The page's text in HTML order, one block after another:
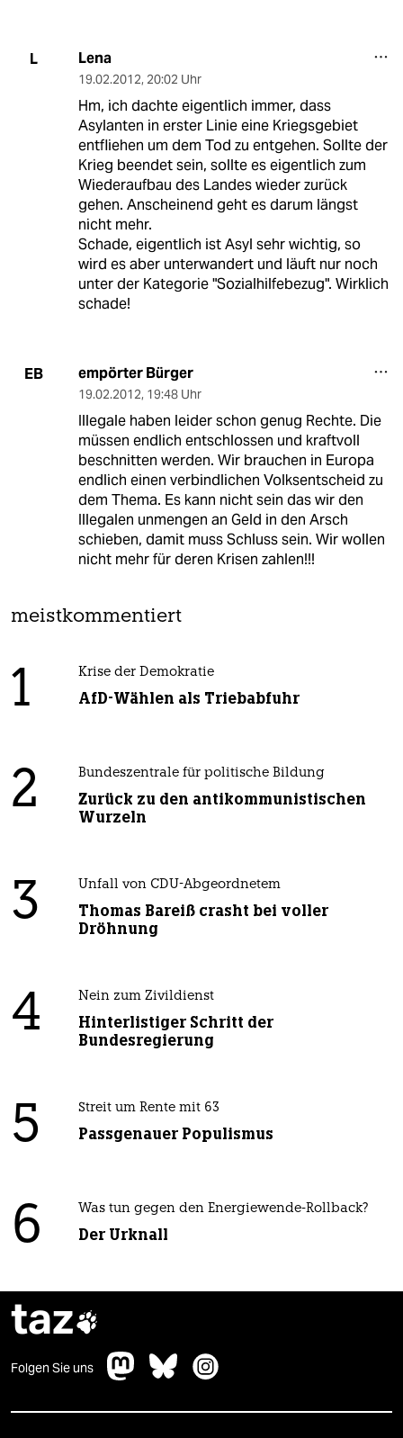
L Lena
19.02.2012, 20:02 Uhr
Hm, ich dachte eigentlich immer, dass
Asylanten in erster Linie eine Kriegsgebiet
entfliehen um dem Tod zu entgehen. Sollte der
Krieg beendet sein, sollte es eigentlich zum
Wiederaufbau des Landes wieder zurück
gehen. Anscheinend geht es darum längst
nicht mehr.
Schade, eigentlich ist Asyl sehr wichtig, so
wird es aber unterwandert und läuft nur noch
unter der Kategorie "Sozialhilfebezug". Wirklich
schade!
EB empörter Bürger
19.02.2012, 19:48 Uhr
Illegale haben leider schon genug Rechte. Die
müssen endlich entschlossen und kraftvoll
beschnitten werden. Wir brauchen in Europa
endlich einen verbindlichen Volksentscheid zu
dem Thema. Es kann nicht sein das wir den
Illegalen unmengen an Geld in den Arsch
schieben, damit muss Schluss sein. Wir wollen
nicht mehr für deren Krisen zahlen!!!
meistkommentiert
1 Krise der Demokratie
AfD-Wählen als Triebabfuhr
2 Bundeszentrale für politische Bildung
Zurück zu den antikommunistischen
Wurzeln
3 Unfall von CDU-Abgeordnetem
Thomas Bareiß crasht bei voller
Dröhnung
4 Nein zum Zivildienst
Hinterlistiger Schritt der
Bundesregierung
5 Streit um Rente mit 63
Passgenauer Populismus
6 Was tun gegen den Energiewende-Rollback?
Der Urknall
taz
Folgen Sie uns